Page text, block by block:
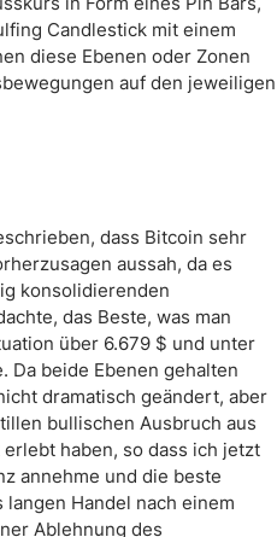
Candlestick mit einem
diese Ebenen oder Zonen
auf den jeweiligen
dass Bitcoin sehr
aussah, da es
konsolidierenden
das Beste, was man
über 6.679 $ und unter
Da beide Ebenen gehalten
dramatisch geändert, aber
bullischen Ausbruch aus
haben, so dass ich jetzt
annehme und die beste
Handel nach einem
Ablehnung des